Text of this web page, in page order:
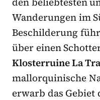
Wanderungen im
Beschilderung
über einen
Klosterruine La
mallorquinische
erwarb das Gebiet